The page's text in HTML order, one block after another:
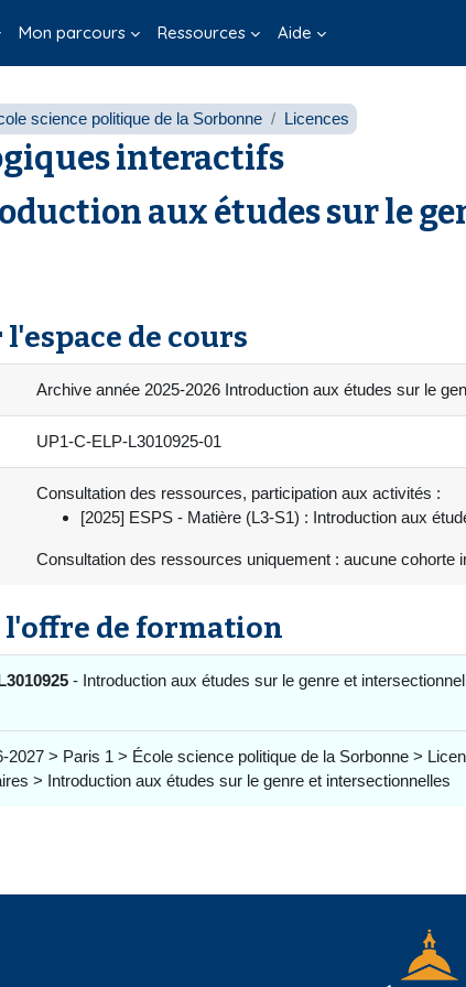
Mon parcours Ressources Aide
science politique de la Sorbonne Licences
interactifs
aux études sur le
de cours
Archive année 2025-2026 Introduction aux études sur le
UP1-C-ELP-L3010925-01
Consultation des ressources, participation aux activités :
[2025] ESPS - Matière (L3-S1) : Introduction aux
Consultation des ressources uniquement : aucune cohorte
l'offre de formation
- Introduction aux études sur le genre et
2027 > Paris 1 > École science politique de la Sorbonne >
> Introduction aux études sur le genre et intersectionnelles